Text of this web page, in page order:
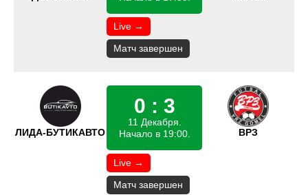
Live →
Матч завершен
ЛИДА-БУТИКАВТО
0 : 3
11 Декабря.
Начало в 19:00.
Live →
Матч завершен
ВРЗ